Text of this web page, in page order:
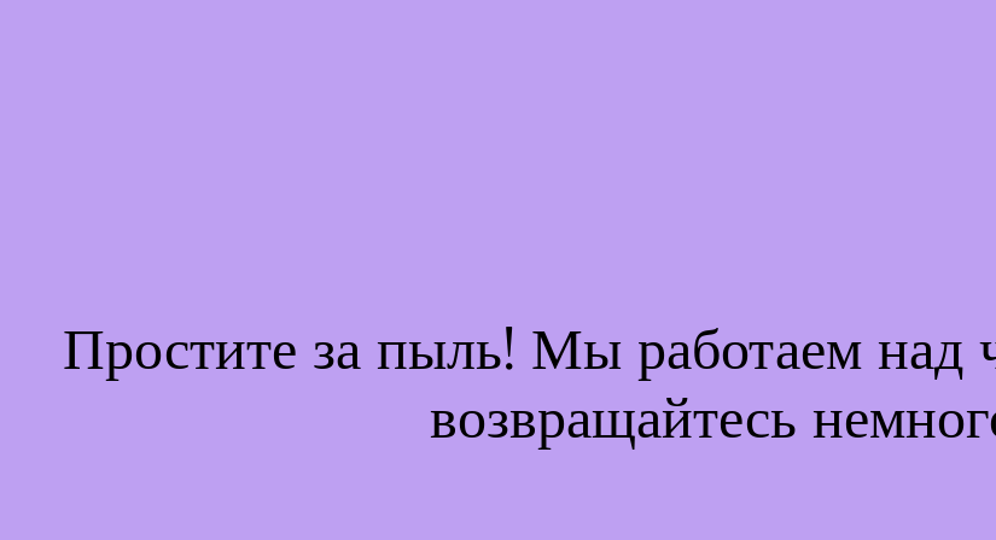
Простите за пыль! Мы работаем
возвращайтесь